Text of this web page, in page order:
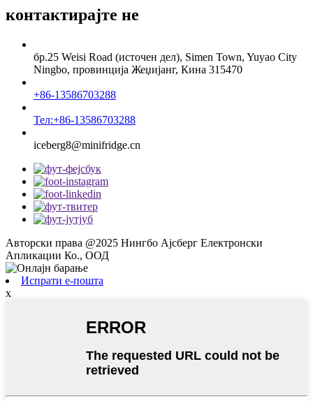
контактирајте не
бр.25 Weisi Road (источен дел), Simen Town, Yuyao City
Ningbo, провинција Жеџијанг, Кина 315470
+86-13586703288
Тел:+86-13586703288
iceberg8@minifridge.cn
Авторски права @2025 Нингбо Ајсберг Електронски
Апликации Ко., ООД
Испрати е-пошта
x